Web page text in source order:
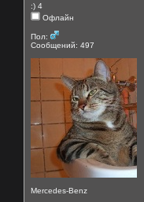
:) 4
Офлайн
Пол:
Сообщений: 497
Mercedes-Benz